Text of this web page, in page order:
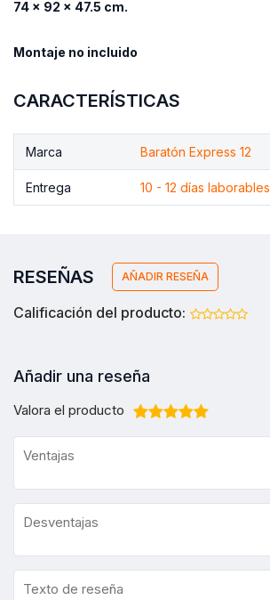
74 x 92 x 47.5 cm.
Montaje no incluido
CARACTERÍSTICAS
Marca Baratón Express 12
Entrega 10 - 12 días laborables
RESEÑAS AÑADIR RESEÑA
Calificación del producto:
Añadir una reseña
Valora el producto